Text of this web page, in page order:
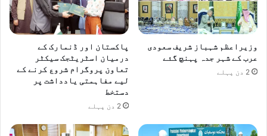
وزیراعظم شہباز شریف سعودی
عرب کے شہر جدہ پہنچ گئے
2 دن پہلے
پاکستان اور ڈنمارک کے
درمیان اسٹریٹجک سیکٹر
تعاون پروگرام شروع کرنے کے
لیے مفاہمتی یادداشت پر
دستخط
2 دن پہلے